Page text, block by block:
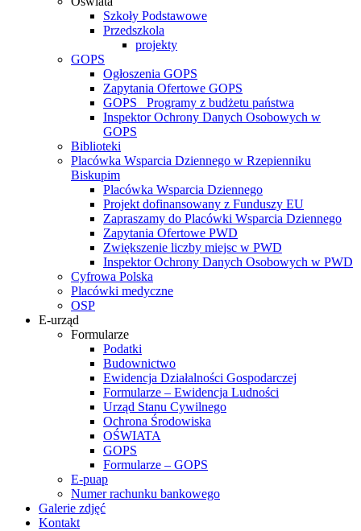
Szkoły Podstawowe
Przedszkola
projekty
GOPS
Ogłoszenia GOPS
Zapytania Ofertowe GOPS
GOPS_ Programy z budżetu państwa
Inspektor Ochrony Danych Osobowych w
GOPS
Biblioteki
Placówka Wsparcia Dziennego w Rzepienniku
Biskupim
Placówka Wsparcia Dziennego
Projekt dofinansowany z Funduszy EU
Zapraszamy do Placówki Wsparcia Dziennego
Zapytania Ofertowe PWD
Zwiększenie liczby miejsc w PWD
Inspektor Ochrony Danych Osobowych w PWD
Cyfrowa Polska
Placówki medyczne
OSP
E-urząd
Formularze
Podatki
Budownictwo
Ewidencja Działalności Gospodarczej
Formularze – Ewidencja Ludności
Urząd Stanu Cywilnego
Ochrona Środowiska
OŚWIATA
GOPS
Formularze – GOPS
E-puap
Numer rachunku bankowego
Galerie zdjęć
Kontakt